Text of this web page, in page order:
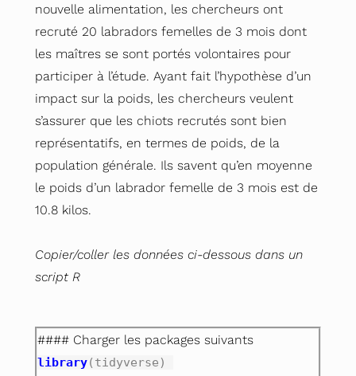
nouvelle alimentation, les chercheurs ont
recruté 20 labradors femelles de 3 mois dont
les maîtres se sont portés volontaires pour
participer à l’étude. Ayant fait l’hypothèse d’un
impact sur la poids, les chercheurs veulent
s’assurer que les chiots recrutés sont bien
représentatifs, en termes de poids, de la
population générale. Ils savent qu’en moyenne
le poids d’un labrador femelle de 3 mois est de
10.8 kilos.
Copier/coller les données ci-dessous dans un
script R
#### Charger les packages suivants
library(tidyverse)